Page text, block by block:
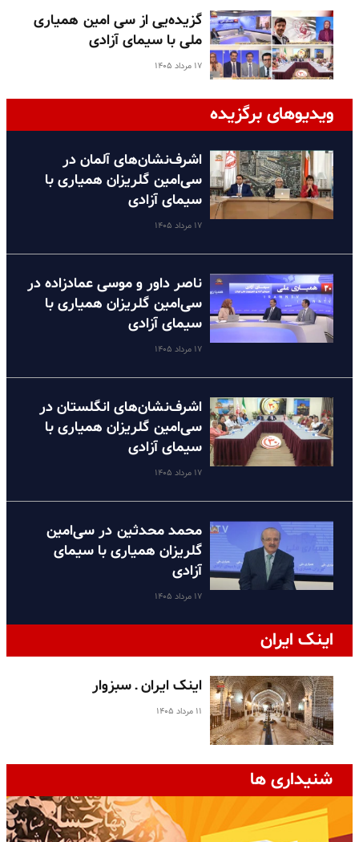
گزیده‌یی از سی امین همیاری
ملی با سیمای آزادی
۱۷ مرداد ۱۴۰۵
ویدیوهای برگزیده
اشرف‌نشان‌های آلمان در
سی‌امین گلریزان همیاری با
سیمای آزادی
۱۷ مرداد ۱۴۰۵
ناصر داور و موسی عمادزاده در
سی‌امین گلریزان همیاری با
سیمای آزادی
۱۷ مرداد ۱۴۰۵
اشرف‌نشان‌های انگلستان در
سی‌امین گلریزان همیاری با
سیمای آزادی
۱۷ مرداد ۱۴۰۵
محمد محدثین در سی‌امین
گلریزان همیاری با سیمای
آزادی
۱۷ مرداد ۱۴۰۵
اینک ایران
اینک ایران ـ سبزوار
۱۱ مرداد ۱۴۰۵
شنیداری ها